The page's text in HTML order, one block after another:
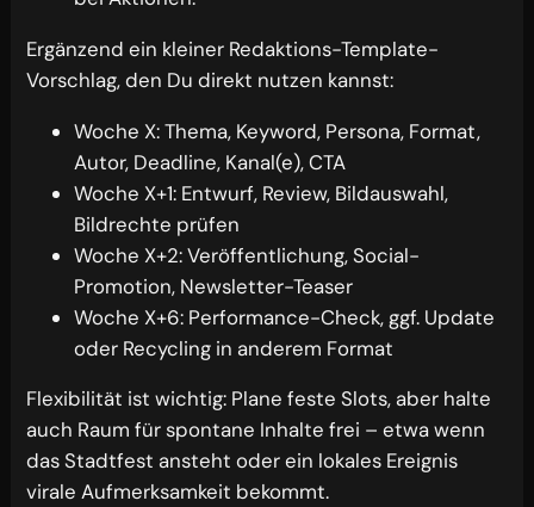
Ergänzend ein kleiner Redaktions-Template-
Vorschlag, den Du direkt nutzen kannst:
Woche X: Thema, Keyword, Persona, Format,
Autor, Deadline, Kanal(e), CTA
Woche X+1: Entwurf, Review, Bildauswahl,
Bildrechte prüfen
Woche X+2: Veröffentlichung, Social-
Promotion, Newsletter-Teaser
Woche X+6: Performance-Check, ggf. Update
oder Recycling in anderem Format
Flexibilität ist wichtig: Plane feste Slots, aber halte
auch Raum für spontane Inhalte frei – etwa wenn
das Stadtfest ansteht oder ein lokales Ereignis
virale Aufmerksamkeit bekommt.